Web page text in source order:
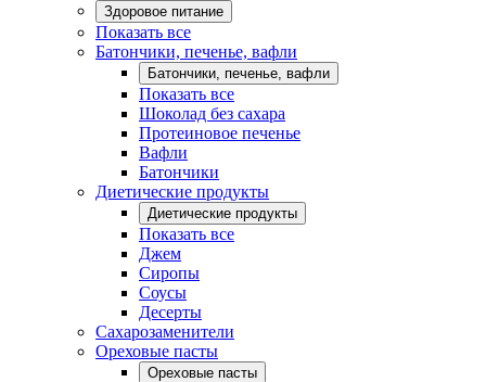
Здоровое питание
Показать все
Батончики, печенье, вафли
Батончики, печенье, вафли
Показать все
Шоколад без сахара
Протеиновое печенье
Вафли
Батончики
Диетические продукты
Диетические продукты
Показать все
Джем
Сиропы
Соусы
Десерты
Сахарозаменители
Ореховые пасты
Ореховые пасты